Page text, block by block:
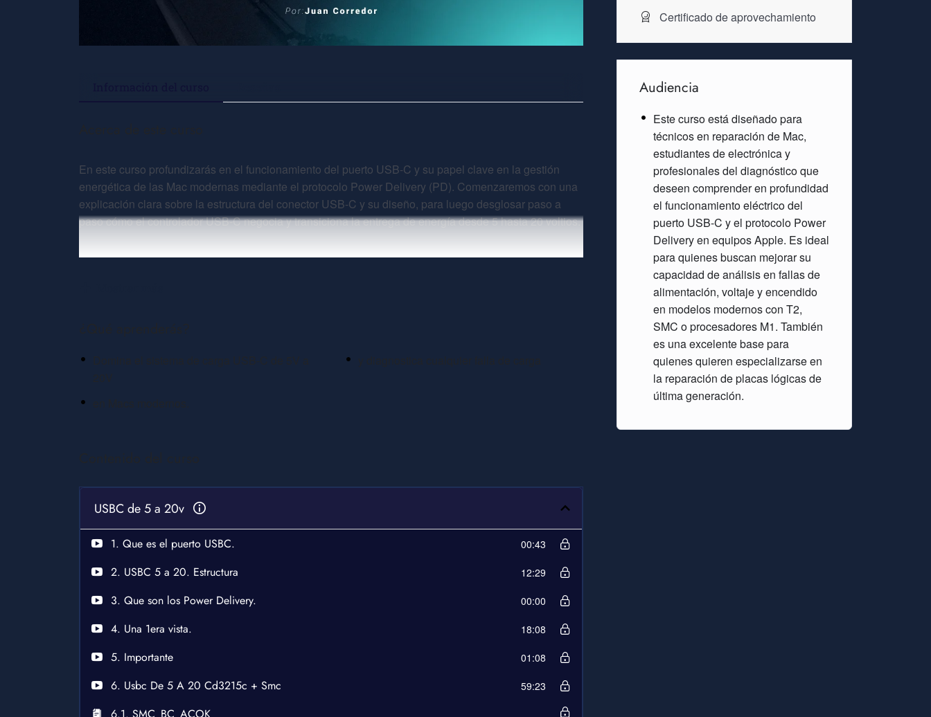
En este curso profundizarás en el funcionamiento del puerto USB-C y su papel clave en la gestión
energética de las Mac modernas mediante el protocolo Power Delivery (PD). Comenzaremos con una
explicación clara sobre la estructura del conector USB-C y su diseño, para luego desglosar paso a
paso cómo el controlador USB-C negocia y transiciona la entrega de energía desde 5 hasta 20 voltios.
Analizaremos cómo intervienen componentes como el chip T2, el SMC y los procesadores M1 en la
USBC de 5 a 20v
1. Que es el puerto USBC. 00:43
2. USBC 5 a 20. Estructura 12:29
3. Que son los Power Delivery. 00:00
4. Una 1era vista. 18:08
5. Importante 01:08
6. Usbc De 5 A 20 Cd3215c + Smc 59:23
6.1. SMC_BC_ACOK
Certificado de aprovechamiento
Audiencia
Este curso está diseñado para
técnicos en reparación de Mac,
estudiantes de electrónica y
profesionales del diagnóstico que
deseen comprender en profundidad
el funcionamiento eléctrico del
puerto USB-C y el protocolo Power
Delivery en equipos Apple. Es ideal
para quienes buscan mejorar su
capacidad de análisis en fallas de
alimentación, voltaje y encendido
en modelos modernos con T2,
SMC o procesadores M1. También
es una excelente base para
quienes quieren especializarse en
la reparación de placas lógicas de
última generación.